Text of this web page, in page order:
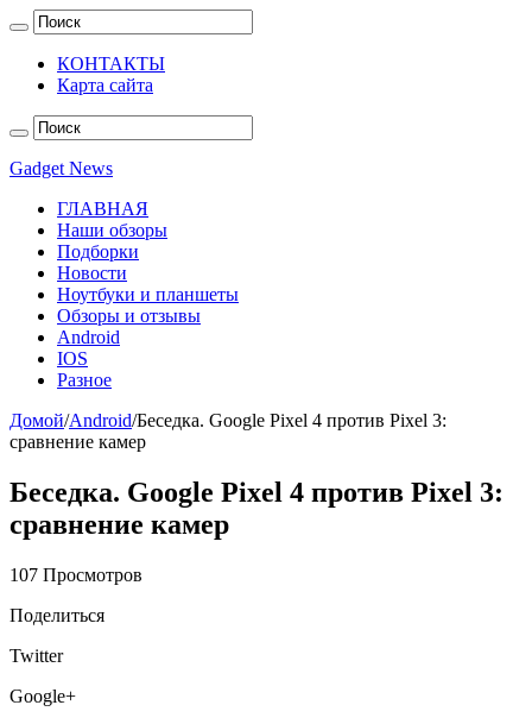
КОНТАКТЫ
Карта сайта
Gadget News
ГЛАВНАЯ
Наши обзоры
Подборки
Новости
Ноутбуки и планшеты
Обзоры и отзывы
Android
IOS
Разное
Домой/Android/Беседка. Google Pixel 4 против Pixel 3:
сравнение камер
Беседка. Google Pixel 4 против Pixel 3:
сравнение камер
107 Просмотров
Поделиться
Twitter
Google+